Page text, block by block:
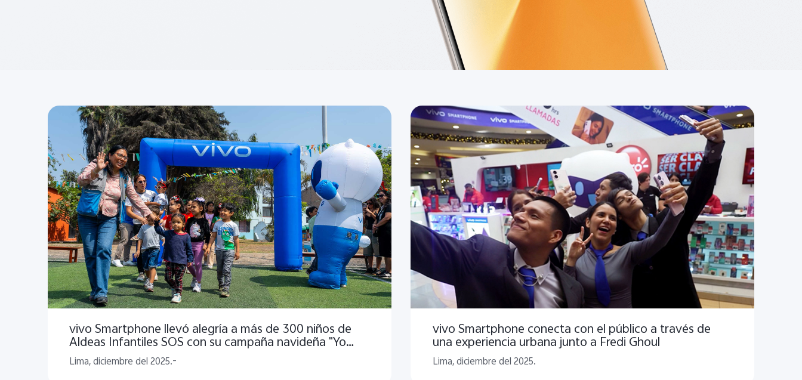
vivo Smartphone llevó alegría a más de 300 niños de
Aldeas Infantiles SOS con su campaña navideña "Yo
vivo la Navidad"
Lima, diciembre del 2025.-
vivo Smartphone conecta con el público a través de
una experiencia urbana junto a Fredi Ghoul
Lima, diciembre del 2025.